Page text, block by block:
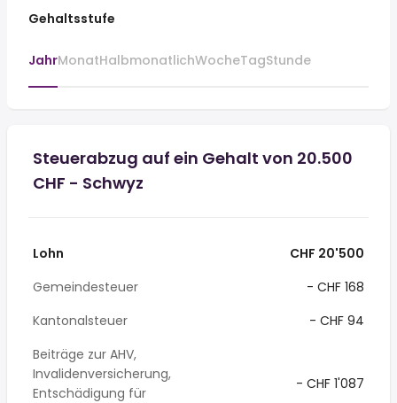
Gehaltsstufe
JahrMonatHalbmonatlichWocheTagStunde
Steuerabzug auf ein Gehalt von 20.500
CHF - Schwyz
Lohn
CHF 20'500
Gemeindesteuer
- CHF 168
Kantonalsteuer
- CHF 94
Beiträge zur AHV,
Invalidenversicherung,
Entschädigung für
- CHF 1'087